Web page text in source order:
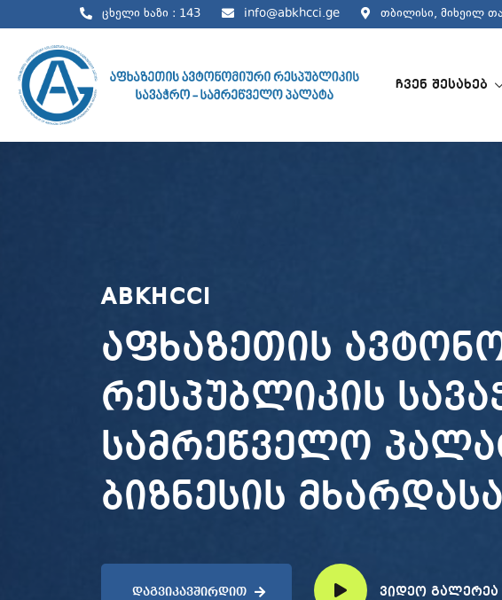
ცხელი ხაზი : 143 info@abkhcci.ge თბილისი, მიხეილ
ᲩᲕᲔᲜ ᲨᲔᲡᲐᲮᲔᲑ
ABKHCCI
აფხაზეთის
რესპუბლიკის
სამრეწველო
ბიზნესის
ᲓᲐᲒᲕᲘᲙᲐᲕᲨᲘᲠᲓᲘᲗ ვიდეო გალერეა